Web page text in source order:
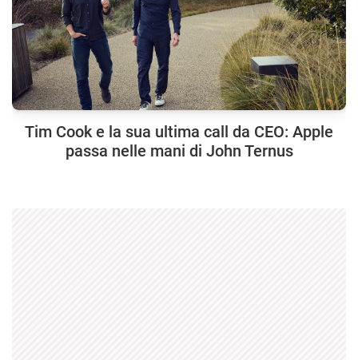
Tim Cook e la sua ultima call da CEO: Apple
passa nelle mani di John Ternus